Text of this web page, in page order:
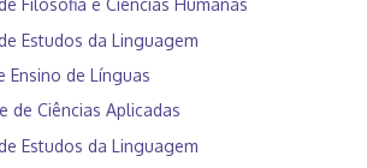
Filosofia e Ciências Humanas
Estudos da Linguagem
Ensino de Línguas
de Ciências Aplicadas
Estudos da Linguagem